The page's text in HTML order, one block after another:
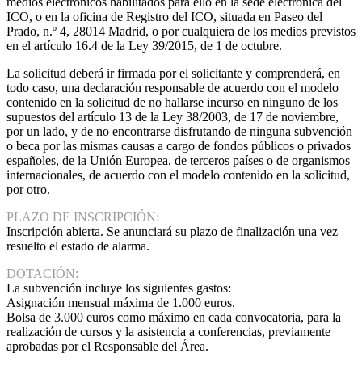
ICO, o en la oficina de Registro del ICO, situada en Paseo del
Prado, n.º 4, 28014 Madrid, o por cualquiera de los medios previstos
en el artículo 16.4 de la Ley 39/2015, de 1 de octubre.
La solicitud deberá ir firmada por el solicitante y comprenderá, en
todo caso, una declaración responsable de acuerdo con el modelo
contenido en la solicitud de no hallarse incurso en ninguno de los
supuestos del artículo 13 de la Ley 38/2003, de 17 de noviembre,
por un lado, y de no encontrarse disfrutando de ninguna subvención
o beca por las mismas causas a cargo de fondos públicos o privados
españoles, de la Unión Europea, de terceros países o de organismos
internacionales, de acuerdo con el modelo contenido en la solicitud,
por otro.
PLAZO DE INSCRIPCIÓN:
Inscripción abierta. Se anunciará su plazo de finalización una vez
resuelto el estado de alarma.
DOTACIÓN:
La subvención incluye los siguientes gastos:
Asignación mensual máxima de 1.000 euros.
Bolsa de 3.000 euros como máximo en cada convocatoria, para la
realización de cursos y la asistencia a conferencias, previamente
aprobadas por el Responsable del Área.